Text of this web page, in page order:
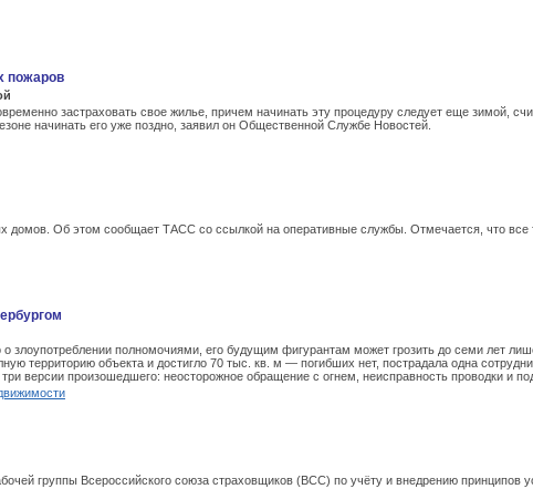
пожаров
застраховать свое жилье, причем начинать эту процедуру следует еще зимой,
начинать его уже поздно, заявил он Общественной Службе Новостей.
домов. Об этом сообщает ТАСС со ссылкой на оперативные службы. Отмечается, что все
злоупотреблении полномочиями, его будущим фигурантам может грозить до семи лет
территорию объекта и достигло 70 тыс. кв. м — погибших нет, пострадала одна
версии произошедшего: неосторожное обращение с огнем, неисправность проводки и
группы Всероссийского союза страховщиков (ВСС) по учёту и внедрению принципов